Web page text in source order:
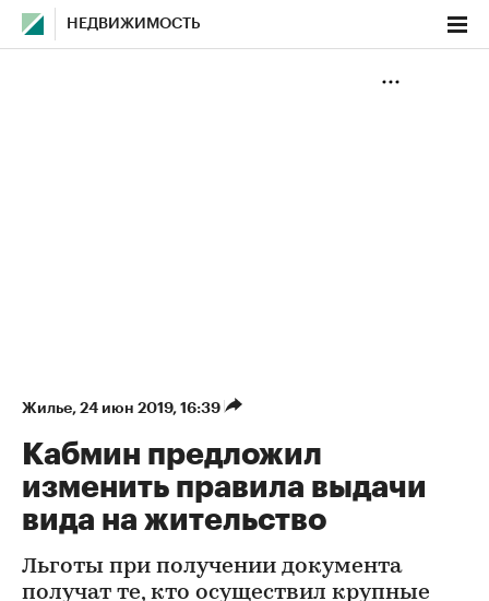
НЕДВИЖИМОСТЬ
Жилье⁠, 24 июн 2019, 16:39
Кабмин предложил
изменить правила выдачи
вида на жительство
Льготы при получении документа
получат те, кто осуществил крупные